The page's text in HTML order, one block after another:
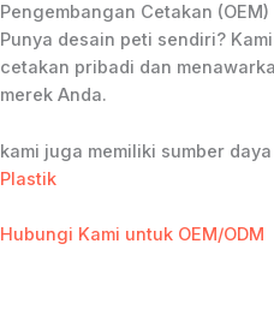
Pengembangan Cetakan (OEM)
Punya desain peti sendiri?
cetakan pribadi dan
merek Anda.
kami juga memiliki sumber
Plastik
Hubungi Kami untuk OEM/ODM